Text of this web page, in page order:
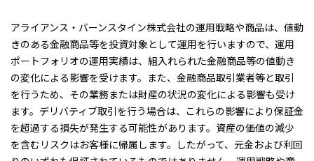
アライアンス・バーンスタイン株式会社の運用戦略や商品は、値動
きのある金融商品等を投資対象として運用を行いますので、運用
ポートフォリオの運用実績は、組入れられた金融商品等の値動き
の変化による影響を受けます。また、金融商品取引業者等と取引
を行うため、その業務または財産の状況の変化による影響も受け
ます。デリバティブ取引を行う場合は、これらの影響により保証金
を超過する損失が発生する可能性があります。資産の価値の減少
を含むリスクはお客様に帰属します。したがって、元金および利回